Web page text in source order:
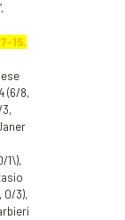
15,
(6/8,
3,
1\),
0/3),